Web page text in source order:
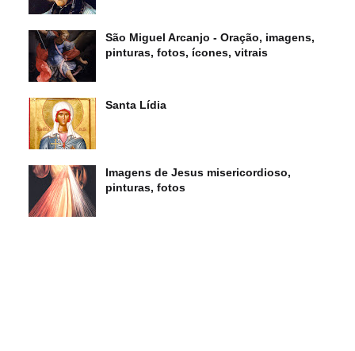
São Miguel Arcanjo - Oração, imagens,
pinturas, fotos, ícones, vitrais
Santa Lídia
Imagens de Jesus misericordioso,
pinturas, fotos